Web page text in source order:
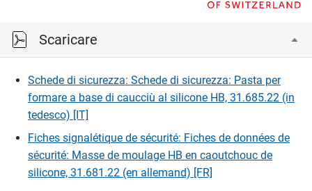
Scaricare
Schede di sicurezza: Schede di sicurezza: Pasta per
formare a base di caucciù al silicone HB, 31.685.22 (in
tedesco) [IT]
Fiches signalétique de sécurité: Fiches de données de
sécurité: Masse de moulage HB en caoutchouc de
silicone, 31.681.22 (en allemand) [FR]